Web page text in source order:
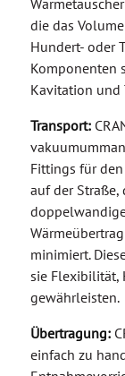
die das
Hundert- oder
Komponenten
Kavitation und
Transport:
Fittings für
auf der Straße,
minimiert.
sie Flexibilität,
gewährleisten.
Übertragung:
einfach zu